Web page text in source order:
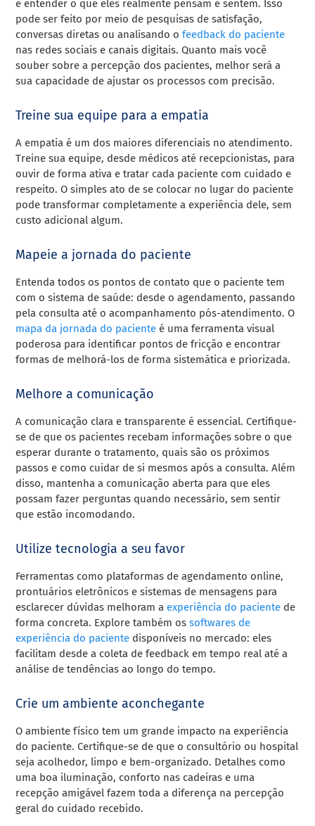
é entender o que eles realmente pensam e sentem. Isso
pode ser feito por meio de pesquisas de satisfação,
conversas diretas ou analisando ofeedback do paciente
nas redes sociais e canais digitais. Quanto mais você
souber sobre a percepção dos pacientes, melhor será a
sua capacidade de ajustar os processos com precisão.
Treine sua equipe para a empatia
A empatia é um dos maiores diferenciais no atendimento.
Treine sua equipe, desde médicos até recepcionistas, para
ouvir de forma ativa e tratar cada paciente com cuidado e
respeito. O simples ato de se colocar no lugar do paciente
pode transformar completamente a experiência dele, sem
custo adicional algum.
Mapeie a jornada do paciente
Entenda todos os pontos de contato que o paciente tem
com o sistema de saúde: desde o agendamento, passando
pela consulta até o acompanhamento pós-atendimento. O
mapa da jornada do paciente é uma ferramenta visual
poderosa para identificar pontos de fricção e encontrar
formas de melhorá-los de forma sistemática e priorizada.
Melhore a comunicação
A comunicação clara e transparente é essencial. Certifique-
se de que os pacientes recebam informações sobre o que
esperar durante o tratamento, quais são os próximos
passos e como cuidar de si mesmos após a consulta. Além
disso, mantenha a comunicação aberta para que eles
possam fazer perguntas quando necessário, sem sentir
que estão incomodando.
Utilize tecnologia a seu favor
Ferramentas como plataformas de agendamento online,
prontuários eletrônicos e sistemas de mensagens para
esclarecer dúvidas melhoram a experiência do paciente de
forma concreta. Explore também ossoftwares de
experiência do paciente disponíveis no mercado: eles
facilitam desde a coleta de feedback em tempo real até a
análise de tendências ao longo do tempo.
Crie um ambiente aconchegante
O ambiente físico tem um grande impacto na experiência
do paciente. Certifique-se de que o consultório ou hospital
seja acolhedor, limpo e bem-organizado. Detalhes como
uma boa iluminação, conforto nas cadeiras e uma
recepção amigável fazem toda a diferença na percepção
geral do cuidado recebido.